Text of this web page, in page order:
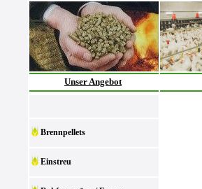
Unser Angebot
Brennpellets
Einstreu